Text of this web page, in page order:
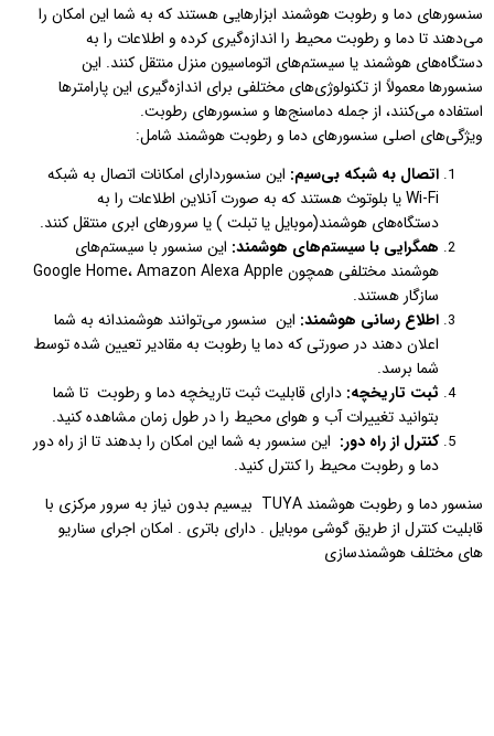
سنسورهای دما و رطوبت هوشمند ابزارهایی هستند که به شما این امکان را
می‌دهند تا دما و رطوبت محیط را اندازه‌گیری کرده و اطلاعات را به
دستگاه‌های هوشمند یا سیستم‌های اتوماسیون منزل منتقل کنند. این
سنسورها معمولاً از تکنولوژی‌های مختلفی برای اندازه‌گیری این پارامترها
استفاده می‌کنند، از جمله دماسنج‌ها و سنسورهای رطوبت.
ویژگی‌های اصلی سنسورهای دما و رطوبت هوشمند شامل:
اتصال به شبکه بی‌سیم: این سنسوردارای امکانات اتصال به شبکه
Wi-Fi یا بلوتوث هستند که به صورت آنلاین اطلاعات را به
دستگاه‌های هوشمند(موبایل یا تبلت ) یا سرورهای ابری منتقل کنند.
همگرایی با سیستم‌های هوشمند: این سنسور با سیستم‌های
هوشمند مختلفی همچون Google Home، Amazon Alexa Apple
سازگار هستند.
اطلاع رسانی هوشمند: این سنسور می‌توانند هوشمندانه به شما
اعلان دهند در صورتی که دما یا رطوبت به مقادیر تعیین شده توسط
شما برسد.
ثبت تاریخچه: دارای قابلیت ثبت تاریخچه دما و رطوبت تا شما
بتوانید تغییرات آب و هوای محیط را در طول زمان مشاهده کنید.
کنترل از راه دور: این سنسور به شما این امکان را بدهند تا از راه دور
دما و رطوبت محیط را کنترل کنید.
سنسور دما و رطوبت هوشمند TUYA بیسیم بدون نیاز به سرور مرکزی با
قابلیت کنترل از طریق گوشی موبایل . دارای باتری . امکان اجرای سناریو
های مختلف هوشمندسازی